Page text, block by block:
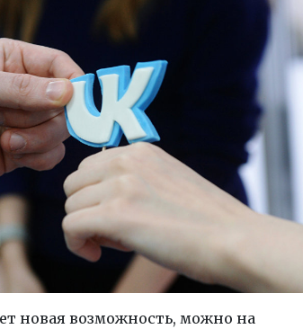
новая возможность, можно на